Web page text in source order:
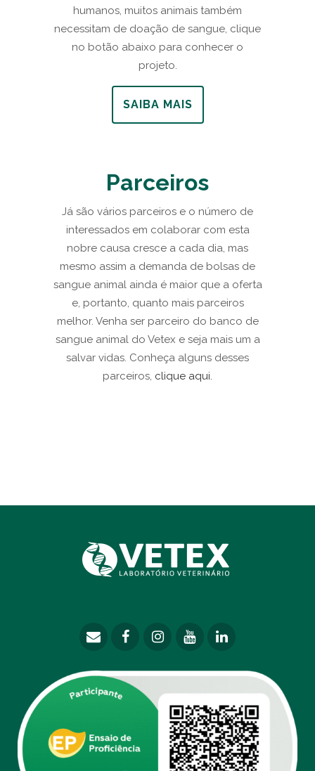
humanos, muitos animais também
necessitam de doação de sangue, clique
no botão abaixo para conhecer o
projeto.
SAIBA MAIS
Parceiros
Já são vários parceiros e o número de
interessados em colaborar com esta
nobre causa cresce a cada dia, mas
mesmo assim a demanda de bolsas de
sangue animal ainda é maior que a oferta
e, portanto, quanto mais parceiros
melhor. Venha ser parceiro do banco de
sangue animal do Vetex e seja mais um a
salvar vidas. Conheça alguns desses
parceiros, clique aqui.